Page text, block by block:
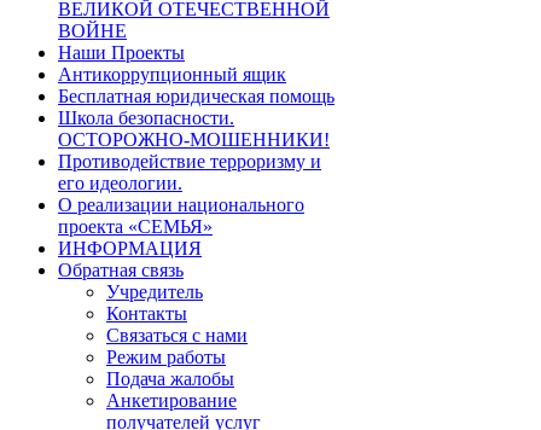
ВЕЛИКОЙ ОТЕЧЕСТВЕННОЙ
ВОЙНЕ
Наши Проекты
Антикоррупционный ящик
Бесплатная юридическая помощь
Школа безопасности.
ОСТОРОЖНО-МОШЕННИКИ!
Противодействие терроризму и
его идеологии.
О реализации национального
проекта «СЕМЬЯ»
ИНФОРМАЦИЯ
Обратная связь
Учредитель
Контакты
Связаться с нами
Режим работы
Подача жалобы
Анкетирование
получателей услуг